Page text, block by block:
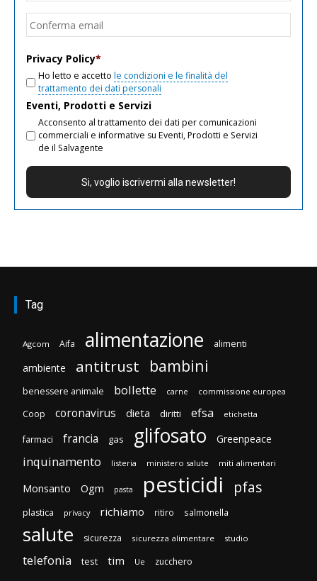
Privacy Policy*
Ho letto e accetto le condizioni e le finalità del
trattamento dei dati personali
Eventi, Prodotti e Servizi
Acconsento al trattamento dei dati per comunicazioni
commerciali e informative su Eventi, Prodotti e Servizi
de il Salvagente
Tag
Agcom Aifa alimentazione alimenti
ambiente antitrust bambini
benessere animale bollette carne commissione europea
Coop coronavirus dieta diritti efsa etichetta
farmaci francia gas glifosato Greenpeace
inquinamento listeria ministero salute miti alimentari
Monsanto Ogm pasta pesticidi pfas
plastica privacy richiamo ritiro salmonella
salute sicurezza sicurezza alimentare studio
telefonia test tim Ue zucchero